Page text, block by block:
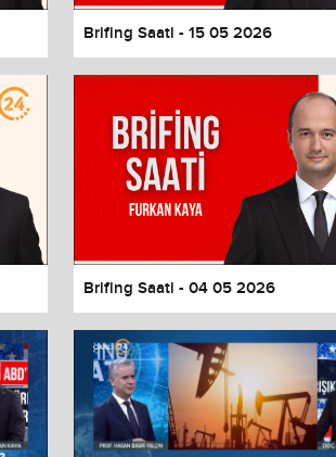
Brifing Saati - 15 05 2026
Brifing Saati - 04 05 2026